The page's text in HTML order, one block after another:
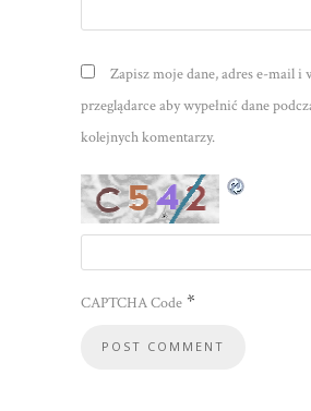
Zapisz moje dane, adres e-mail i
przeglądarce aby wypełnić dane
kolejnych komentarzy.
CAPTCHA Code *